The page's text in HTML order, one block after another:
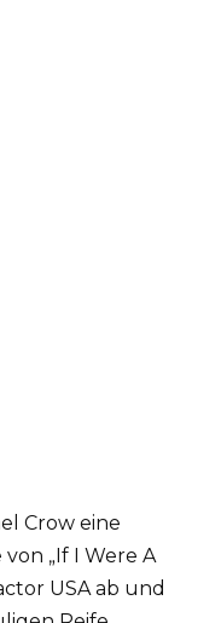
Crow eine
„If I Were A
USA ab und